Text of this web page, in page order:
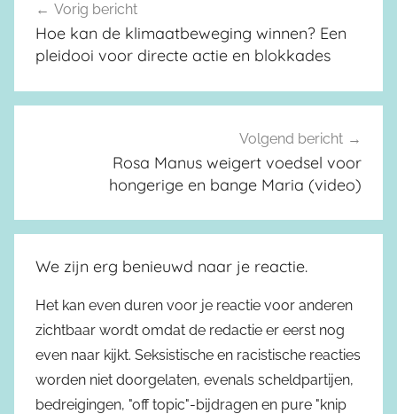
Berichtnavigatie
Vorig bericht
Hoe kan de klimaatbeweging winnen? Een
pleidooi voor directe actie en blokkades
Volgend bericht
Rosa Manus weigert voedsel voor
hongerige en bange Maria (video)
We zijn erg benieuwd naar je reactie.
Het kan even duren voor je reactie voor anderen
zichtbaar wordt omdat de redactie er eerst nog
even naar kijkt. Seksistische en racistische reacties
worden niet doorgelaten, evenals scheldpartijen,
bedreigingen, "off topic"-bijdragen en pure "knip